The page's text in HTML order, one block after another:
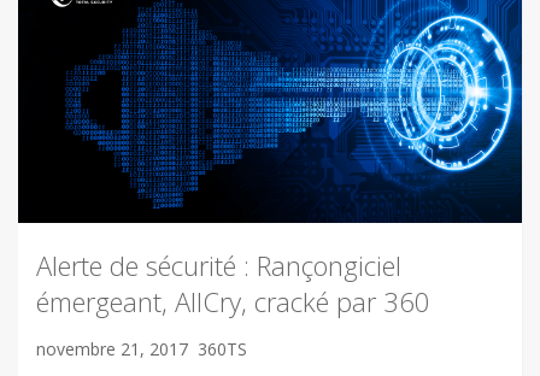
Alerte de sécurité : Rançongiciel
émergeant, AllCry, cracké par 360
novembre 21, 2017 360TS